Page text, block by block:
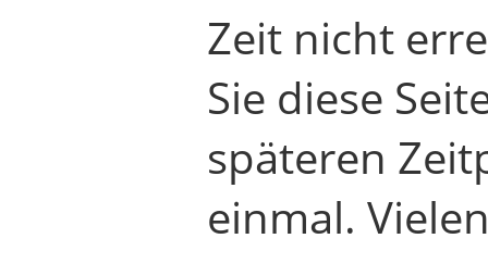
Zeit nicht
Sie diese
späteren
einmal.